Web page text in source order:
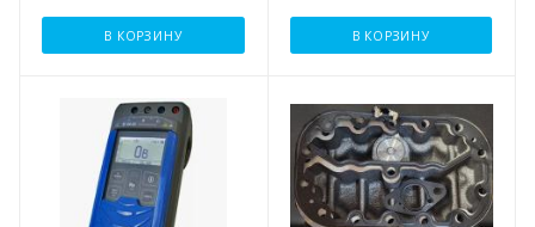
В КОРЗИНУ В КОРЗИНУ